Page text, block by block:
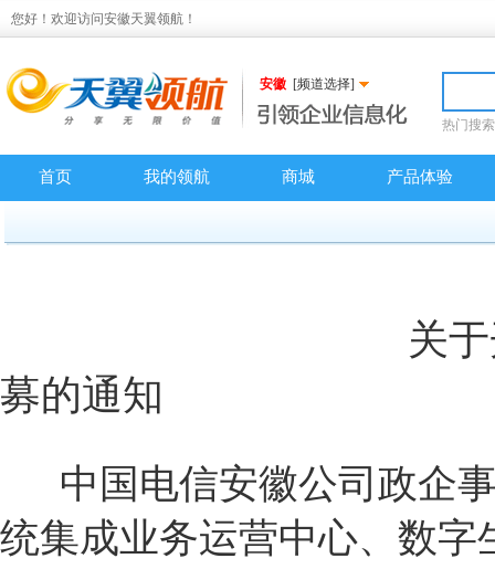
您好！欢迎访问安徽天翼领航！
安徽 [频道选择]
热门搜
首页 我的领航 商城 产品体验
关于开展2025年
募的通知
中国电信安徽公司政企事
统集成业务运营中心、数